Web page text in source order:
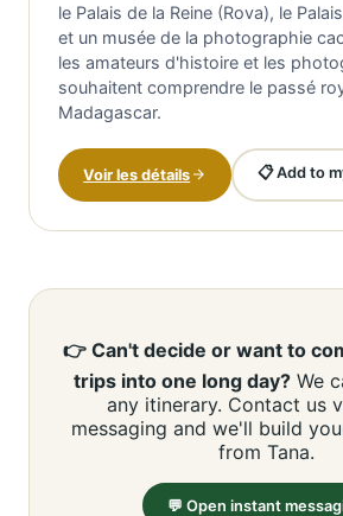
le Palais de la Reine (Rova), le
et un musée de la photographie
les amateurs d'histoire et les
souhaitent comprendre le passé
Madagascar.
Voir les détails 📋 Add to
👉 Can't decide or want to
trips into one long day?We
any itinerary. Contact us
messaging and we'll build
from Tana.
💬 Open instant